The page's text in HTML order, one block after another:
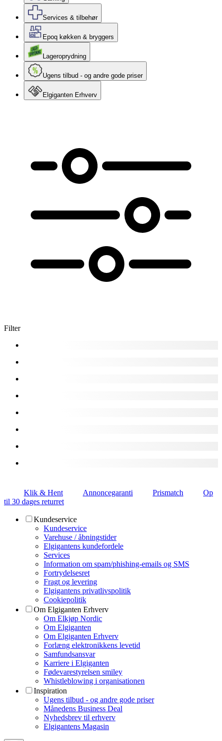
Services & tilbehør
Epoq køkken & bryggers
Lageroprydning
Ugens tilbud - og andre gode priser
Elgiganten Erhverv
Filter
Klik & Hent Annoncegaranti Prismatch
Op
til 30 dages returret
Kundeservice
Kundeservice
Varehuse / åbningstider
Elgigantens kundefordele
Services
Information om spam/phishing-emails og SMS
Fortrydelsesret
Fragt og levering
Elgigantens privatlivspolitik
Cookiepolitik
Om Elgiganten Erhverv
Om Elkjøp Nordic
Om Elgiganten
Om Elgiganten Erhverv
Forlæng elektronikkens levetid
Samfundsansvar
Karriere i Elgiganten
Fødevarestyrelsen smiley
Whistleblowing i organisationen
Inspiration
Ugens tilbud - og andre gode priser
Månedens Business Deal
Nyhedsbrev til erhverv
Elgigantens Magasin